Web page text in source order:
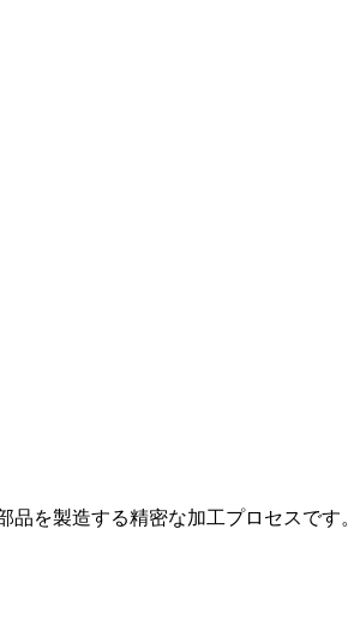
を製造する精密な加工プロセスで